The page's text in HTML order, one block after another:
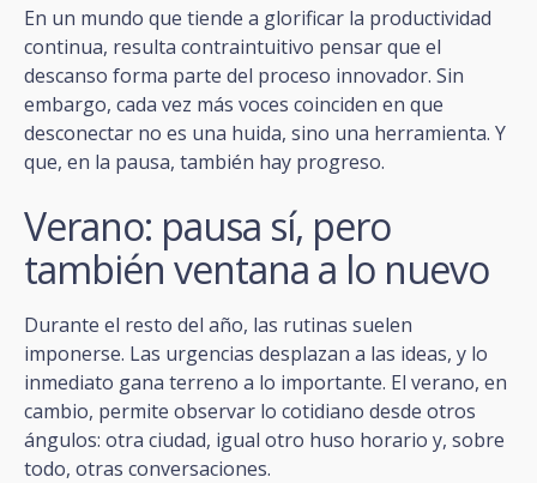
En un mundo que tiende a glorificar la productividad
continua, resulta contraintuitivo pensar que el
descanso forma parte del proceso innovador. Sin
embargo, cada vez más voces coinciden en que
desconectar no es una huida, sino una herramienta. Y
que, en la pausa, también hay progreso.
Verano: pausa sí, pero
también ventana a lo nuevo
Durante el resto del año, las rutinas suelen
imponerse. Las urgencias desplazan a las ideas, y lo
inmediato gana terreno a lo importante. El verano, en
cambio, permite observar lo cotidiano desde otros
ángulos: otra ciudad, igual otro huso horario y, sobre
todo, otras conversaciones.